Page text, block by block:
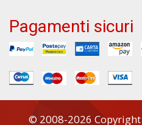
Pagamenti sicuri
© 2008-2026 Copyright